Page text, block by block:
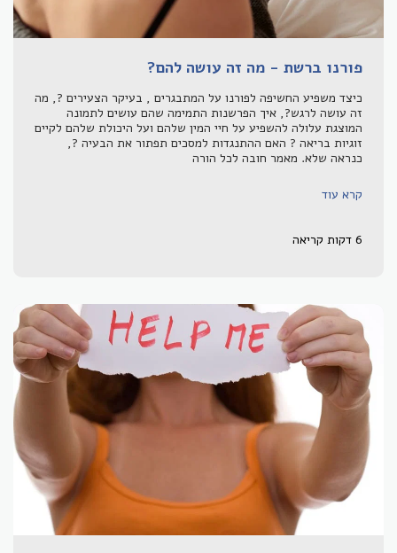
פורנו ברשת - מה זה עושה להם?
כיצד משפיע החשיפה לפורנו על המתבגרים , בעיקר הצעירים ?, מה
זה עושה לרגש?, איך הפרשנות התמימה שהם עושים לתמונה
המוצגת עלולה להשפיע על חיי המין שלהם ועל היכולת שלהם לקיים
זוגיות בריאה ? האם ההתנגדות למסכים תפתור את הבעיה ?,
כנראה שלא. מאמר חובה לכל הורה
קרא עוד
6 דקות קריאה